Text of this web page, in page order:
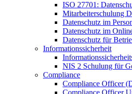
ISO 27701:
Mitarbeiterschulung
Datenschutz im
Datenschutz im
Datenschutz für
Informationssicherheit
NIS 2 Schulung für
Compliance
Compliance Officer
Compliance Officer